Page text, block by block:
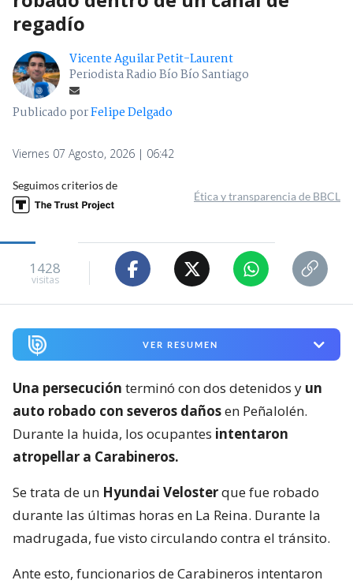
regadío
Vicente Aguilar Petit-Laurent
Periodista Radio Bío Bío Santiago
Publicado porFelipe Delgado
Viernes 07 Agosto, 2026 | 06:42
Seguimos criterios de
Ética y transparencia de BBCL
1428
visitas
VER RESUMEN
Una persecución terminó con dos detenidos y un
auto robado con severos dañosen Peñalolén.
Durante la huida, los ocupantes intentaron
atropellar a Carabineros.
Se trata de un Hyundai Velosterque fue robado
durante las últimas horas en La Reina. Durante la
madrugada, fue visto circulando contra el tránsito.
Ante esto, funcionarios de Carabineros intentaron